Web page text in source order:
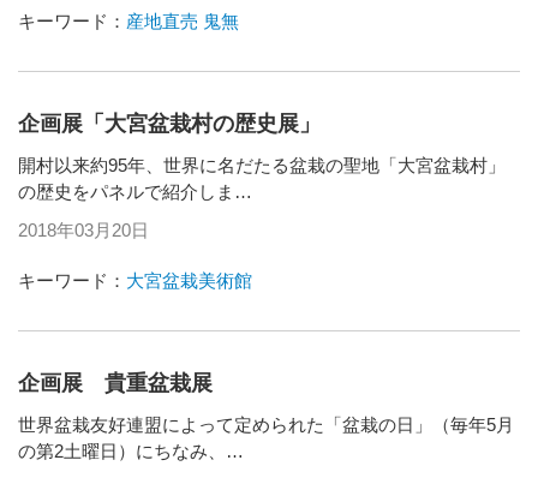
キーワード： 産地直売 鬼無
企画展「大宮盆栽村の歴史展」
開村以来約95年、世界に名だたる盆栽の聖地「大宮盆栽村」
の歴史をパネルで紹介しま…
2018年03月20日
キーワード： 大宮盆栽美術館
企画展 貴重盆栽展
世界盆栽友好連盟によって定められた「盆栽の日」（毎年5月
の第2土曜日）にちなみ、…